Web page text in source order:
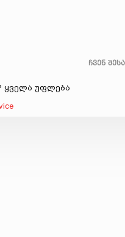
ჩვენ
ყველა უფლება